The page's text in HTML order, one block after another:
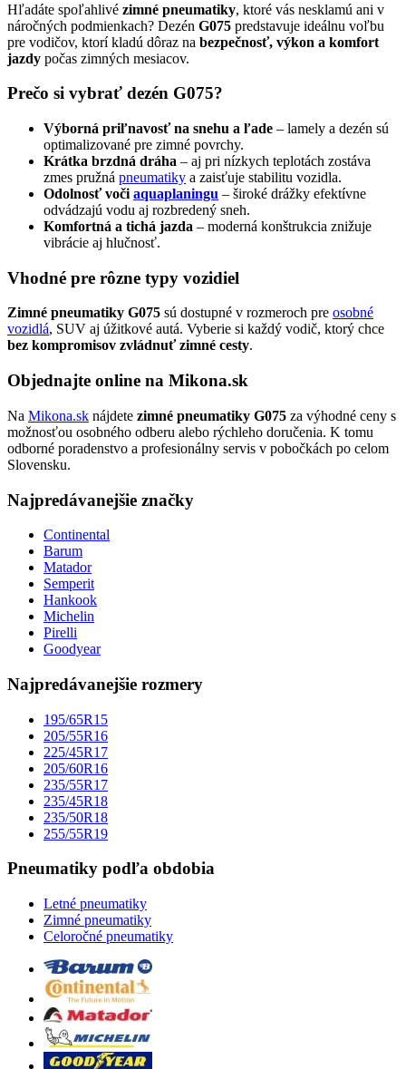
Hľadáte spoľahlivé zimné pneumatiky, ktoré vás nesklamú ani v
náročných podmienkach? Dezén G075 predstavuje ideálnu voľbu
pre vodičov, ktorí kladú dôraz na bezpečnosť, výkon a komfort
jazdy počas zimných mesiacov.
Prečo si vybrať dezén G075?
Výborná priľnavosť na snehu a ľade – lamely a dezén sú
optimalizované pre zimné povrchy.
Krátka brzdná dráha – aj pri nízkych teplotách zostáva
zmes pružná pneumatiky a zaisťuje stabilitu vozidla.
Odolnosť voči aquaplaningu – široké drážky efektívne
odvádzajú vodu aj rozbredený sneh.
Komfortná a tichá jazda – moderná konštrukcia znižuje
vibrácie aj hlučnosť.
Vhodné pre rôzne typy vozidiel
Zimné pneumatiky G075 sú dostupné v rozmeroch pre osobné
vozidlá, SUV aj úžitkové autá. Vyberie si každý vodič, ktorý chce
bez kompromisov zvládnuť zimné cesty.
Objednajte online na Mikona.sk
Na Mikona.sk nájdete zimné pneumatiky G075 za výhodné ceny s
možnosťou osobného odberu alebo rýchleho doručenia. K tomu
odborné poradenstvo a profesionálny servis v pobočkách po celom
Slovensku.
Najpredávanejšie značky
Continental
Barum
Matador
Semperit
Hankook
Michelin
Pirelli
Goodyear
Najpredávanejšie rozmery
195/65R15
205/55R16
225/45R17
205/60R16
235/55R17
235/45R18
235/50R18
255/55R19
Pneumatiky podľa obdobia
Letné pneumatiky
Zimné pneumatiky
Celoročné pneumatiky